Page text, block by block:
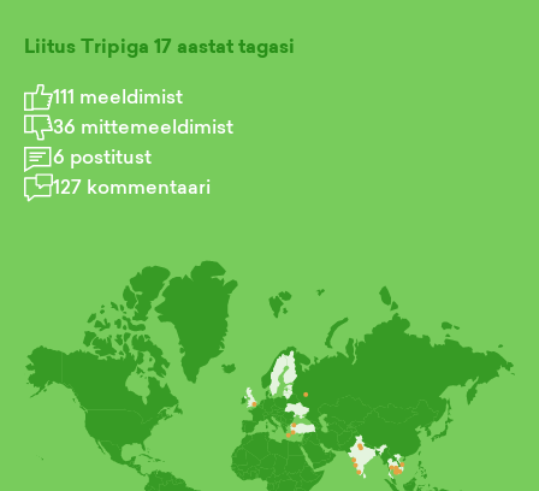
Liitus Tripiga 17 aastat tagasi
111 meeldimist
36 mittemeeldimist
6 postitust
127 kommentaari